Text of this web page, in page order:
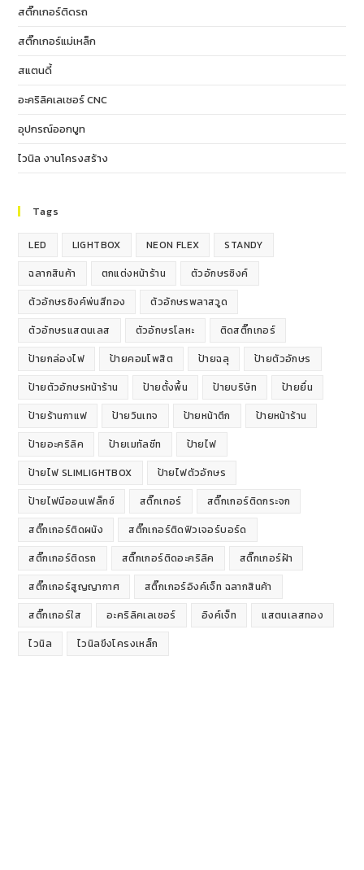
สติ๊กเกอร์ติดรถ
สติ๊กเกอร์แม่เหล็ก
สแตนดี้
อะคริลิคเลเซอร์ CNC
อุปกรณ์ออกบูท
ไวนิล งานโครงสร้าง
Tags
LED LIGHTBOX NEON FLEX
STANDY
ฉลากสินค้า
ตกแต่งหน้าร้าน
ตัวอักษรซิงค์
ตัวอักษรซิงค์พ่นสีทอง
ตัวอักษรพลาสวูด
ตัวอักษรแสตนเลส
ตัวอักษรโลหะ
ติดสติ๊กเกอร์
ป้ายกล่องไฟ
ป้ายคอมโพสิต ป้ายฉลุ
ป้ายตัวอักษร
ป้ายตัวอักษรหน้าร้าน
ป้ายตั้งพื้น ป้ายบริษัท
ป้ายยื่น
ป้ายร้านกาแฟ
ป้ายวินเทจ ป้ายหน้าตึก
ป้ายหน้าร้าน
ป้ายอะคริลิค
ป้ายเมทัลชีท
ป้ายไฟ
ป้ายไฟ SLIMLIGHTBOX
ป้ายไฟตัวอักษร
ป้ายไฟนีออนเฟล็กซ์
สติ๊กเกอร์
สติ๊กเกอร์ติดกระจก
สติ๊กเกอร์ติดผนัง
สติ๊กเกอร์ติดฟิวเจอร์บอร์ด
สติ๊กเกอร์ติดรถ
สติ๊กเกอร์ติดอะคริลิค
สติ๊กเกอร์ฝ้า
สติ๊กเกอร์สูญญากาศ
สติ๊กเกอร์อิงค์เจ็ท ฉลากสินค้า
สติ๊กเกอร์ใส
อะคริลิคเลเซอร์ อิงค์เจ็ท
แสตนเลสทอง
ไวนิล
ไวนิลขึงโครงเหล็ก